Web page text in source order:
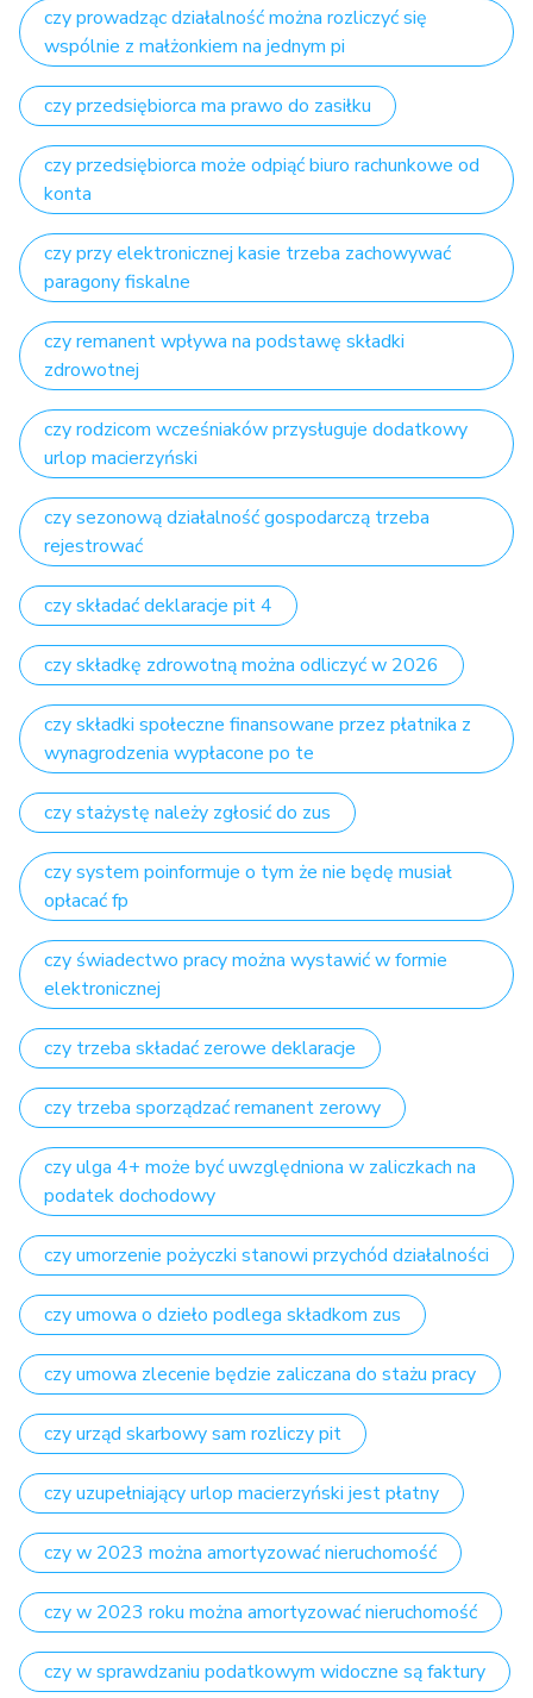
czy prowadząc działalność można rozliczyć się
wspólnie z małżonkiem na jednym pi
czy przedsiębiorca ma prawo do zasiłku
czy przedsiębiorca może odpiąć biuro rachunkowe od
konta
czy przy elektronicznej kasie trzeba zachowywać
paragony fiskalne
czy remanent wpływa na podstawę składki
zdrowotnej
czy rodzicom wcześniaków przysługuje dodatkowy
urlop macierzyński
czy sezonową działalność gospodarczą trzeba
rejestrować
czy składać deklaracje pit 4
czy składkę zdrowotną można odliczyć w 2026
czy składki społeczne finansowane przez płatnika z
wynagrodzenia wypłacone po te
czy stażystę należy zgłosić do zus
czy system poinformuje o tym że nie będę musiał
opłacać fp
czy świadectwo pracy można wystawić w formie
elektronicznej
czy trzeba składać zerowe deklaracje
czy trzeba sporządzać remanent zerowy
czy ulga 4+ może być uwzględniona w zaliczkach na
podatek dochodowy
czy umorzenie pożyczki stanowi przychód działalności
czy umowa o dzieło podlega składkom zus
czy umowa zlecenie będzie zaliczana do stażu pracy
czy urząd skarbowy sam rozliczy pit
czy uzupełniający urlop macierzyński jest płatny
czy w 2023 można amortyzować nieruchomość
czy w 2023 roku można amortyzować nieruchomość
czy w sprawdzaniu podatkowym widoczne są faktury